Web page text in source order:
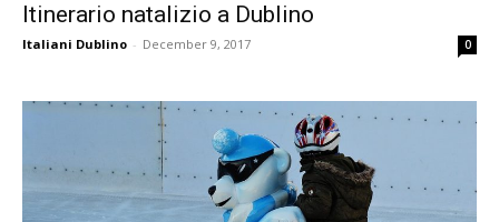
Itinerario natalizio a Dublino
Italiani Dublino - December 9, 2017 0